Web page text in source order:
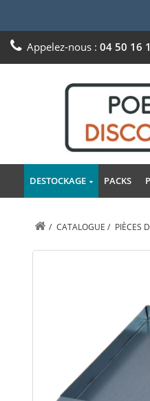
Appelez-nous : 04 50 16
DESTOCKAGE PACKS
/ CATALOGUE / PIÈCES